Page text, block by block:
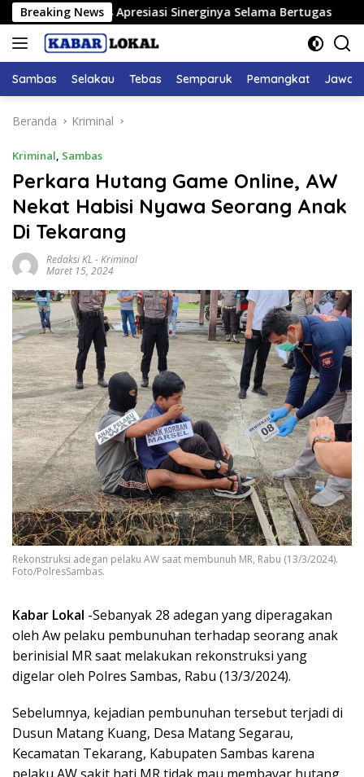
Langsung
ke
konten
Breaking News
Apresiasi Sinerginya Selama Bertugas Bupati
Sambas Selakau Tebas Semparuk Pemangkat Jawai
Beranda Kriminal
Kriminal, Sambas
Perkara Hutang Game Online, AW
Nekat Habisi Nyawa Seorang Anak
Di Tekarang
Redaksi KL -Kriminal
Maret 15, 2024
Rekonstruksi adegan pelaku AW saat membunuh MR, Rabu (13/3/2024).
Foto/PolresSambas.
Kabar Lokal -Sebanyak 28 adegan yang diperagakan
oleh Aw pelaku pembunuhan terhadap seorang anak
berinisial MR saat melakukan rekonstruksi yang
digelar oleh Polres Sambas, Rabu (13/3/2024).
Sebelumnya, kejadian pembunuhan tersebut terjadi di
Dusun Matang Kuang, Desa Matang Segarau,
Kecamatan Tekarang, Kabupaten Sambas karena